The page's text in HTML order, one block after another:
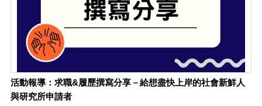
活動報導：求職&履歷撰寫分享－給想盡快上岸的社會新鮮人
與研究所申請者